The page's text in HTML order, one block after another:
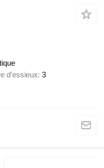
d'essieux 3